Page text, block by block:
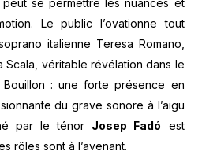
se permettre les nuances et
Le public l’ovationne tout
italienne Teresa Romano,
Scala, véritable révélation dans le
: une forte présence en
du grave sonore à l’aigu
par le ténor Josep Fadó est
rôles sont à l’avenant.